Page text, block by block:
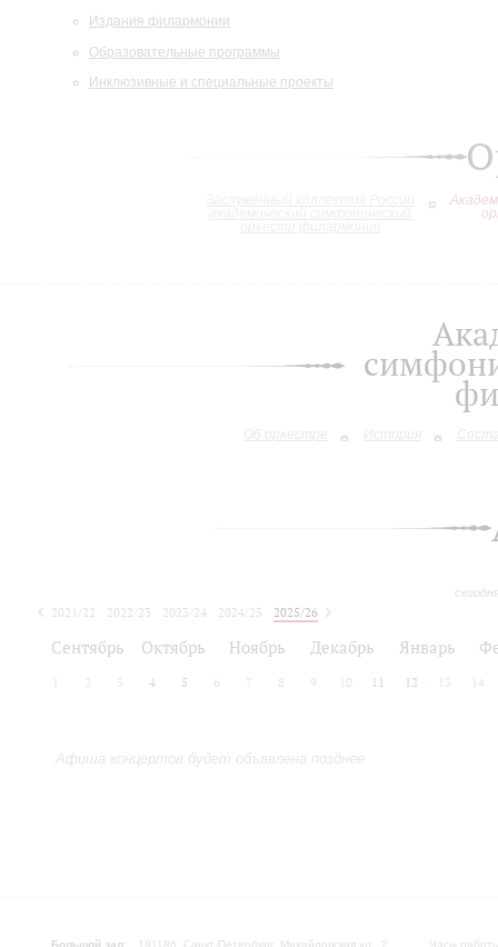
Издания филармонии
Образовательные программы
Инклюзивные и специальные проекты
Об оркестре История
2021/22 2022/23 2023/24 2024/25
2025/26
Сентябрь Октябрь Ноябрь Декабрь Январь
2 3 4 5 6 7 8 9 10 11 12 13 14
Афиша концертов будет объявлена позднее
Большой зал: 191186, Санкт-Петербург, Михайловская ул., 2 Часы